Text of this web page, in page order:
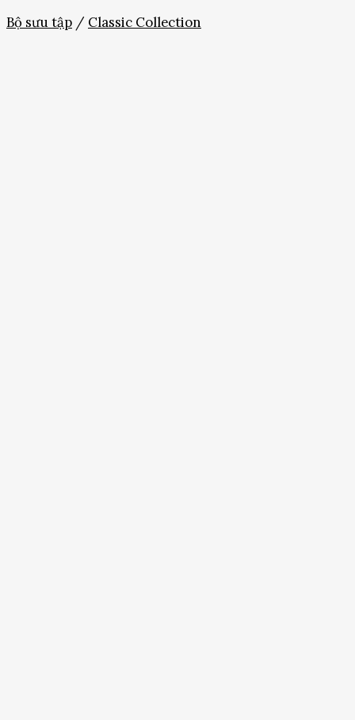
Bộ sưu tập / Classic Collection